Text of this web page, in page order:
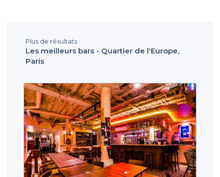
Plus de résultats
Les meilleurs bars - Quartier de l'Europe,
Paris